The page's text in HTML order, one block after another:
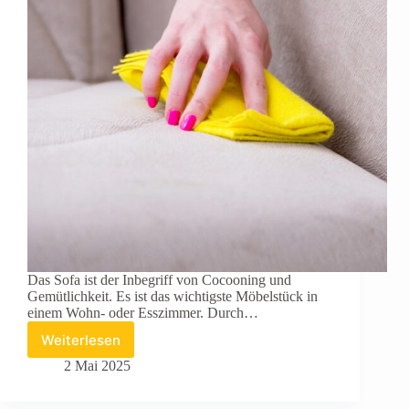
Das Sofa ist der Inbegriff von Cocooning und
Gemütlichkeit. Es ist das wichtigste Möbelstück in
einem Wohn- oder Esszimmer. Durch…
Weiterlesen
Wie
reinigt
2 Mai 2025